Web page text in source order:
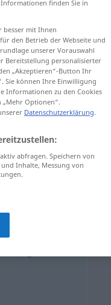
finden Sie in
besser mit Ihnen
den Betrieb der Webseite und
unserer Vorauswahl
Bereitstellung personalisierter
„Akzeptieren“-Button Ihr
Sie können Ihre Einwilligung
Informationen zu den Cookies
„Mehr Optionen“.
Datenschutzerklärung.
abfragen. Speichern von
Inhalte, Messung von